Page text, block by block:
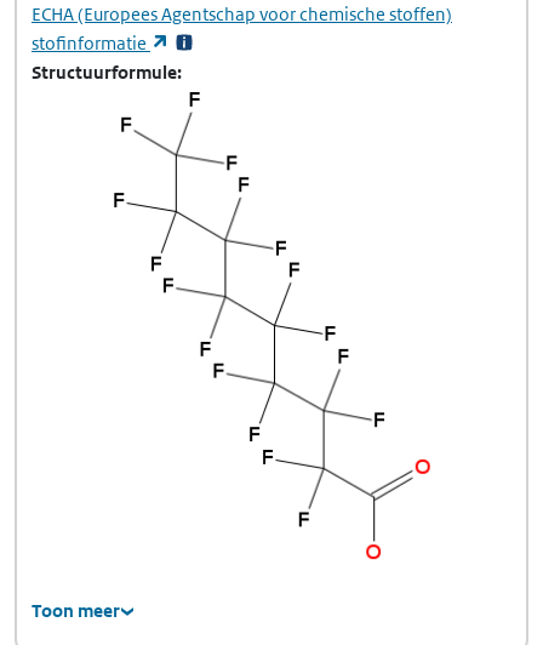
ECHA(Europees Agentschap voor chemische stoffen)
stofinformatie
(opent in een nieuw tabblad)
Structuurformule
Toon meer